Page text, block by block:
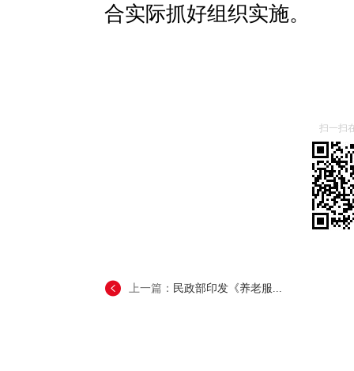
合实际抓好组织实施。
扫一扫
上一篇： 民政部印发《养老服...